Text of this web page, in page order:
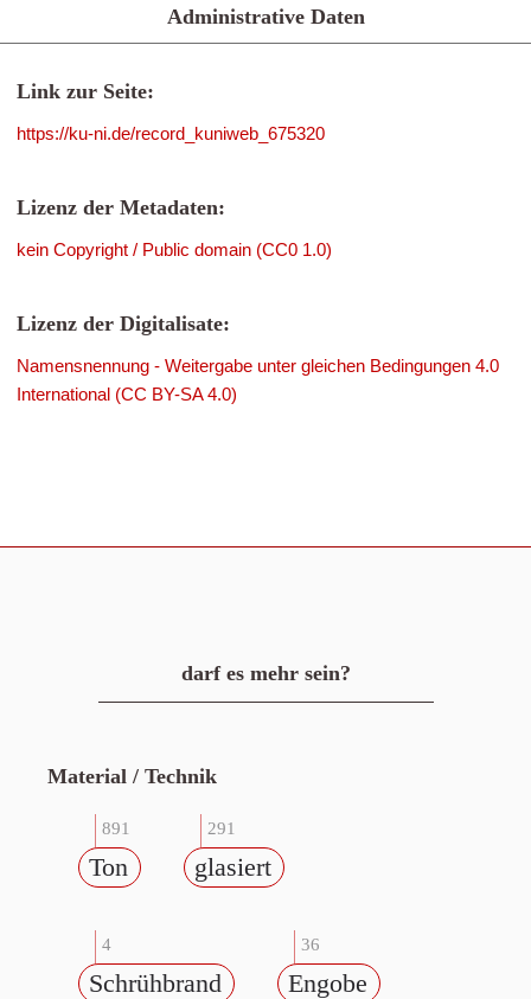
Administrative Daten
Link zur Seite:
https://ku-ni.de/record_kuniweb_675320
Lizenz der Metadaten:
kein Copyright / Public domain (CC0 1.0)
Lizenz der Digitalisate:
Namensnennung - Weitergabe unter gleichen Bedingungen 4.0
International (CC BY-SA 4.0)
darf es mehr sein?
Material / Technik
891
Ton
291
glasiert
4
Schrühbrand
36
Engobe